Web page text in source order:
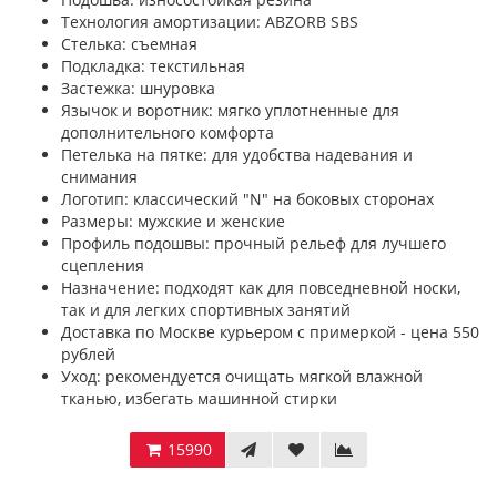
Технология амортизации: ABZORB SBS
Стелька: съемная
Подкладка: текстильная
Застежка: шнуровка
Язычок и воротник: мягко уплотненные для
дополнительного комфорта
Петелька на пятке: для удобства надевания и
снимания
Логотип: классический "N" на боковых сторонах
Размеры: мужские и женские
Профиль подошвы: прочный рельеф для лучшего
сцепления
Назначение: подходят как для повседневной носки,
так и для легких спортивных занятий
Доставка по Москве курьером с примеркой - цена 550
рублей
Уход: рекомендуется очищать мягкой влажной
тканью, избегать машинной стирки
15990